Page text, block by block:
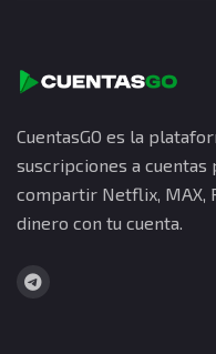
CuentasGO es la
suscripciones a cuentas
compartir Netflix, MAX,
dinero con tu cuenta.